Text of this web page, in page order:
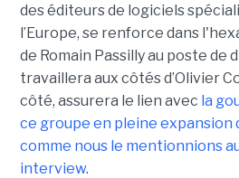
des éditeurs de logiciels
l’Europe, se renforce dans
de Romain Passilly au poste de
travaillera aux côtés d’Olivier
côté, assurera le lien avec la
ce groupe en pleine expansion
comme nous le mentionnions
interview.